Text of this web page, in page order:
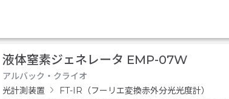
液体窒素ジェネレータ EMP-07W
アルバック・クライオ
光計測装置
FT-IR（フーリエ変換赤外分光光度計）